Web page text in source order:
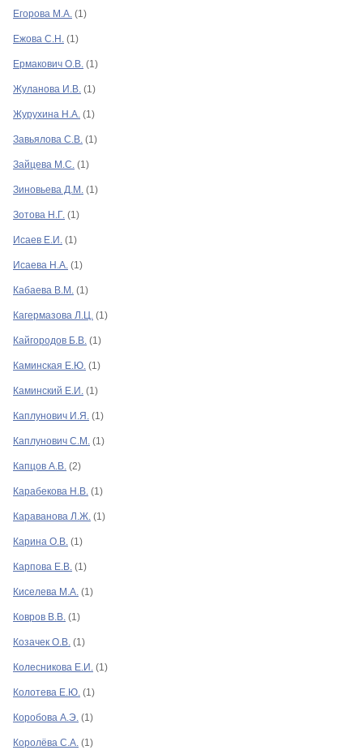
Егорова М.А. (1)
Ежова С.Н. (1)
Ермакович О.В. (1)
Жуланова И.В. (1)
Журухина Н.А. (1)
Завьялова С.В. (1)
Зайцева М.С. (1)
Зиновьева Д.М. (1)
Зотова Н.Г. (1)
Исаев Е.И. (1)
Исаева Н.А. (1)
Кабаева В.М. (1)
Кагермазова Л.Ц. (1)
Кайгородов Б.В. (1)
Каминская Е.Ю. (1)
Каминский Е.И. (1)
Каплунович И.Я. (1)
Каплунович С.М. (1)
Капцов А.В. (2)
Карабекова Н.В. (1)
Караванова Л.Ж. (1)
Карина О.В. (1)
Карпова Е.В. (1)
Киселева М.А. (1)
Ковров В.В. (1)
Козачек О.В. (1)
Колесникова Е.И. (1)
Колотева Е.Ю. (1)
Коробова А.Э. (1)
Королёва С.А. (1)